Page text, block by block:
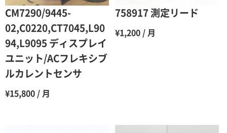
6ヶ月
7ヶ月
8ヶ月
9ヶ月
CM7290/9445-
02,C0220,CT7045,L90
94,L9095 ディスプレイ
ユニット/ACフレキシブ
ルカレントセンサ
¥15,800 / 月
758917 測定リード
¥1,200 / 月